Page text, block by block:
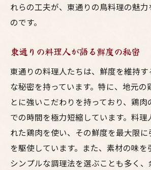
れらの工夫が、東通りの鳥料理の魅
のです。
東通りの料理人が語る鮮度の秘密
東通りの料理人たちは、鮮度を維持
な秘密を持っています。特に、地元の
とに強いこだわりを持っており、鶏肉
での時間を極力短縮しています。料理
れた鶏肉を使い、その鮮度を最大限
を駆使しています。また、素材の味を
シンプルな調理法を選ぶことも多く